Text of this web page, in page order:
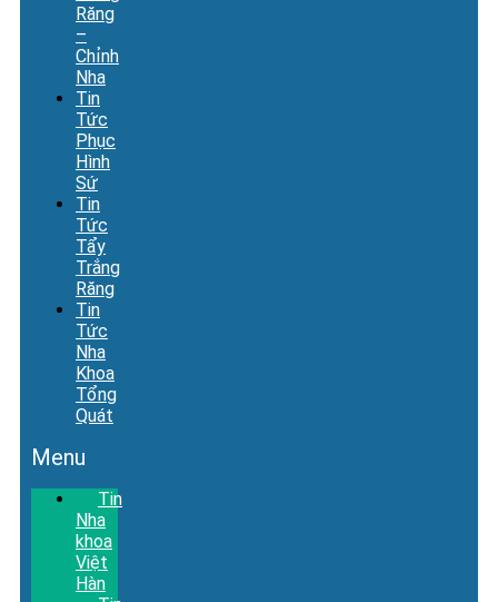
Răng
–
Chỉnh
Nha
Tin
Tức
Phục
Hình
Sứ
Tin
Tức
Tẩy
Trắng
Răng
Tin
Tức
Nha
Khoa
Tổng
Quát
Menu
Tin
Nha
khoa
Việt
Hàn